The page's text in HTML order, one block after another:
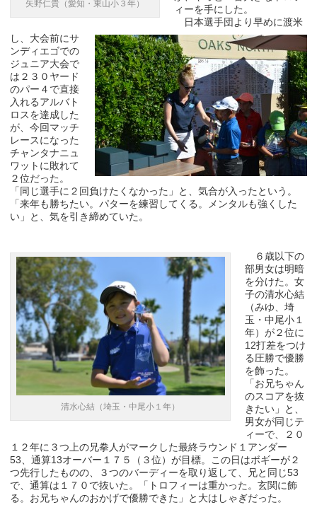
矢野仁貴（愛知・東山小３年）
ィーを手にした。
日本選手団より早めに渡米
し、大会前にサ
ンディエゴでの
ジュニア大会で
は２３０ヤード
のパー４で直接
入れるアルバト
ロスを達成した
が、今回マッチ
レースになった
チャンタナニュ
ワットに敗れて
２位だった。
「同じ選手に２回負けたくなかった」と、気合が入ったという。
「来年も勝ちたい。パターを練習してくる。メンタルも強くした
い」と、気を引き締めていた。
清水心結（埼玉・中尾小１年）
６歳以下の
部男女は明暗
を分けた。女
子の清水心結
（みゆ、埼
玉・中尾小１
年）が２位に
12打差をつけ
る圧勝で優勝
を飾った。
「お兄ちゃん
のスコアを抜
きたい」と、
男女が同じテ
ィーで、２０
１２年に３つ上の兄拳人がマークした最終ラウンド１アンダー
53、通算13オーバー１７５（３位）が目標。この日はボギーが２
つ先行したものの、３つのバーディーを取り返して、兄と同じ53
で、通算は１７０で抜いた。「トロフィーは重かった。玄関に飾
る。お兄ちゃんのおかげで優勝できた」と大はしゃぎだった。